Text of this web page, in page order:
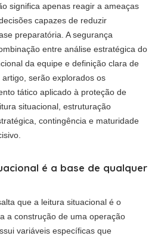
significa apenas reagir a ameaças
capazes de reduzir
preparatória. A segurança
entre análise estratégica do
da equipe e definição clara de
serão explorados os
tático aplicado à proteção de
situacional, estruturação
contingência e maturidade
é a base de qualquer
que a leitura situacional é o
a construção de uma operação
variáveis específicas que